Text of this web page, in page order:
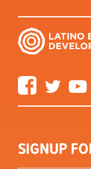
FacebookTwitter
SIGNUP